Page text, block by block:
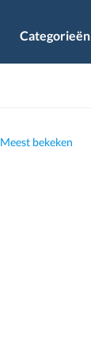
Categorieën
Meest bekeken